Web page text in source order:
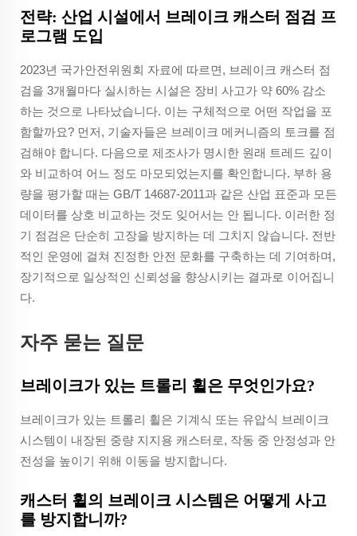
전략: 산업 시설에서 브레이크 캐스터 점검 프
로그램 도입
2023년 국가안전위원회 자료에 따르면, 브레이크 캐스터 점
검을 3개월마다 실시하는 시설은 장비 사고가 약 60% 감소
하는 것으로 나타났습니다. 이는 구체적으로 어떤 작업을 포
함할까요? 먼저, 기술자들은 브레이크 메커니즘의 토크를 점
검해야 합니다. 다음으로 제조사가 명시한 원래 트레드 깊이
와 비교하여 어느 정도 마모되었는지를 확인합니다. 부하 용
량을 평가할 때는 GB/T 14687-2011과 같은 산업 표준과 모든
데이터를 상호 비교하는 것도 잊어서는 안 됩니다. 이러한 정
기 점검은 단순히 고장을 방지하는 데 그치지 않습니다. 전반
적인 운영에 걸쳐 진정한 안전 문화를 구축하는 데 기여하며,
장기적으로 일상적인 신뢰성을 향상시키는 결과로 이어집니
다.
자주 묻는 질문
브레이크가 있는 트롤리 휠은 무엇인가요?
브레이크가 있는 트롤리 휠은 기계식 또는 유압식 브레이크
시스템이 내장된 중량 지지용 캐스터로, 작동 중 안정성과 안
전성을 높이기 위해 이동을 방지합니다.
캐스터 휠의 브레이크 시스템은 어떻게 사고
를 방지합니까?